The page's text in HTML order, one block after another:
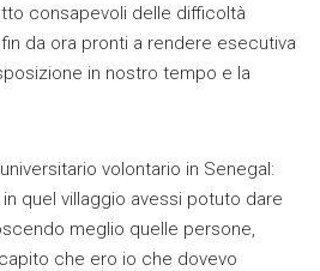
consapevoli delle difficoltà
da ora pronti a rendere esecutiva
in nostro tempo e la
volontario in Senegal:
quel villaggio avessi potuto dare
meglio quelle persone,
che ero io che dovevo